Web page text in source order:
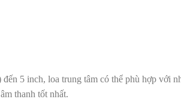
5 inch, loa trung tâm có thể phù hợp với
thanh tốt nhất.